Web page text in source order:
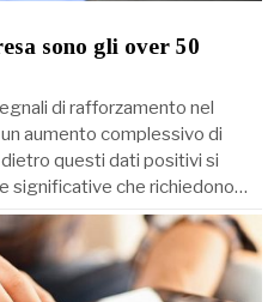
sono gli over 50
di rafforzamento nel
aumento complessivo di
dietro questi dati positivi si
significative che richiedono…